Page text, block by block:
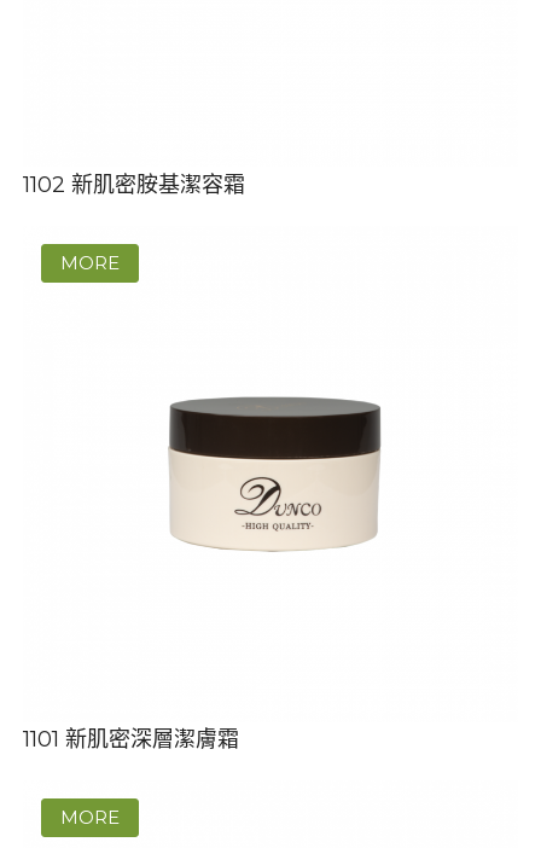
1102 新肌密胺基潔容霜
1101 新肌密深層潔膚霜